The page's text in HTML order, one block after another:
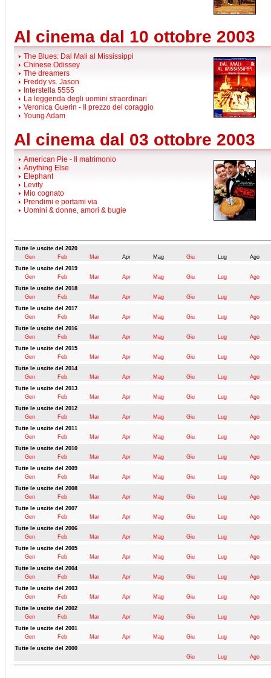
Al cinema dal 10 ottobre 2003
The Blues: Dal Mali al Mississippi
Chinese Odissey
The dreamers
Freddy vs. Jason
Interstella 5555
La leggenda degli uomini straordinari
Veronica Guerin - Il prezzo del coraggio
Young Adam
Al cinema dal 03 ottobre 2003
American Pie - Il matrimonio
Anything Else
Elephant
Levity
Mio cognato
Prendimi e portami via
Uomini & donne, amori & bugie
Tutte le uscite del 2020
Gen
Feb Mar Apr Mag Giu Lug
Ago
Tutte le uscite del 2019
Gen
Feb Mar Apr Mag Giu Lug
Ago
Tutte le uscite del 2018
Gen
Feb Mar Apr Mag Giu Lug
Ago
Tutte le uscite del 2017
Gen
Feb Mar Apr Mag Giu Lug
Ago
Tutte le uscite del 2016
Gen
Feb Mar Apr Mag Giu Lug
Ago
Tutte le uscite del 2015
Gen
Feb Mar Apr Mag Giu Lug
Ago
Tutte le uscite del 2014
Gen
Feb Mar Apr Mag Giu Lug
Ago
Tutte le uscite del 2013
Gen
Feb Mar Apr Mag Giu Lug
Ago
Tutte le uscite del 2012
Gen
Feb Mar Apr Mag Giu Lug
Ago
Tutte le uscite del 2011
Gen
Feb Mar Apr Mag Giu Lug
Ago
Tutte le uscite del 2010
Gen
Feb Mar Apr Mag Giu Lug
Ago
Tutte le uscite del 2009
Gen
Feb Mar Apr Mag Giu Lug
Ago
Tutte le uscite del 2008
Gen
Feb Mar Apr Mag Giu Lug
Ago
Tutte le uscite del 2007
Gen
Feb Mar Apr Mag Giu Lug
Ago
Tutte le uscite del 2006
Gen
Feb Mar Apr Mag Giu Lug
Ago
Tutte le uscite del 2005
Gen
Feb Mar Apr Mag Giu Lug
Ago
Tutte le uscite del 2004
Gen
Feb Mar Apr Mag Giu Lug
Ago
Tutte le uscite del 2003
Gen
Feb Mar Apr Mag Giu Lug
Ago
Tutte le uscite del 2002
Gen
Feb Mar Apr Mag Giu Lug
Ago
Tutte le uscite del 2001
Gen
Feb Mar Apr Mag Giu Lug
Ago
Tutte le uscite del 2000
Giu
Lug Ago